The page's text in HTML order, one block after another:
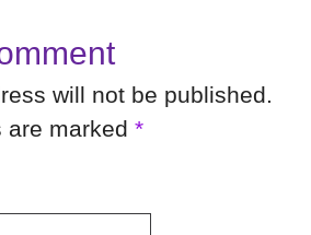
will not be published.
are marked*